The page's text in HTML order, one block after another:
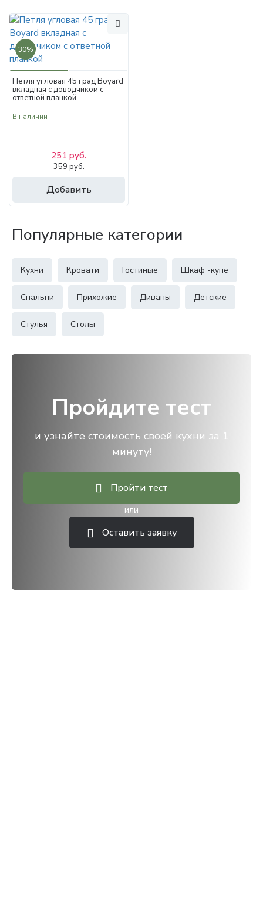
30%
Петля угловая 45 град Boyard
вкладная с доводчиком с
ответной планкой
В наличии
Добавить
251 руб.
359 руб.
Популярные категории
Кухни Кровати Гостиные Шкаф -купе
Спальни Прихожие Диваны Детские
Стулья Столы
Пройдите тест
и узнайте стоимость своей кухни за 1
минуту!
Пройти тест
или
Оставить заявку